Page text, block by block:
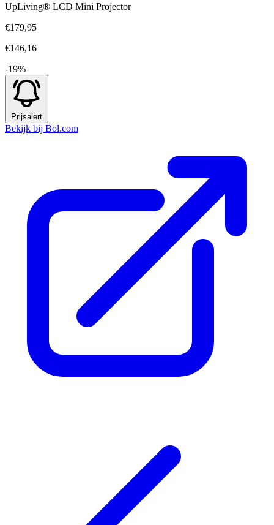
UpLiving® LCD Mini Projector
€179,95
€146,16
-19%
Prijsalert
Bekijk bij Bol.com